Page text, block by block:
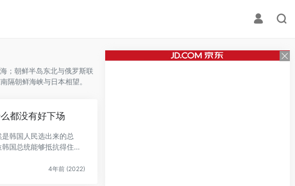
；朝鲜半岛东北与俄罗斯联
隔朝鲜海峡与日本相望。
都没有好下场
韩国人民选出来的总
国总统能够抵抗得住诱
4年前 (2022)